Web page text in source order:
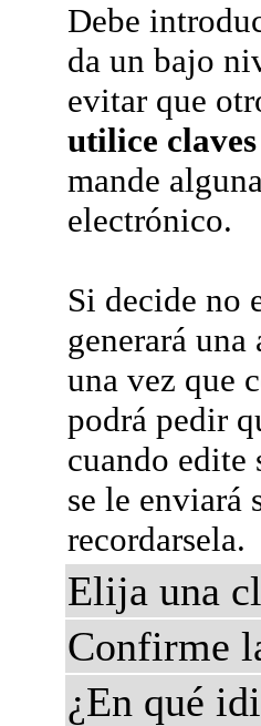
Debe
da un bajo
evitar que
utilice
mande
electrónico.
Si decide no
generará
una vez que
podrá pedir
cuando edite
se le enviará
recordarsela.
Elija una
Confirme
¿En qué